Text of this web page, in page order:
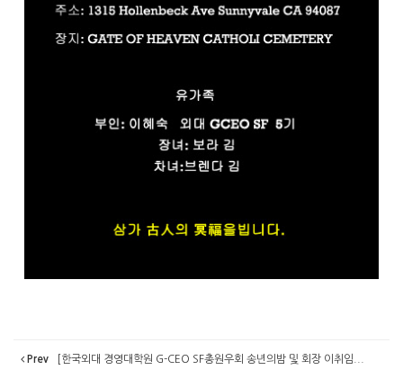
Prev [한국외대 경영대학원 G-CEO SF총원우회 송년의밤 및 회장 이취임...